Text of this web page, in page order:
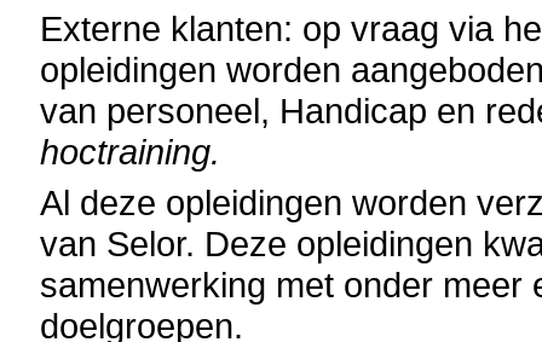
Externe klanten: op vraag via
opleidingen worden
van personeel, Handicap en
hoctraining.
Al deze opleidingen worden
van Selor. Deze opleidingen
samenwerking met onder meer
doelgroepen.